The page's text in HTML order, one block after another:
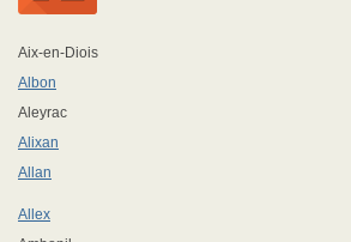
Aix-en-Diois
Albon
Aleyrac
Alixan
Allan
Allex